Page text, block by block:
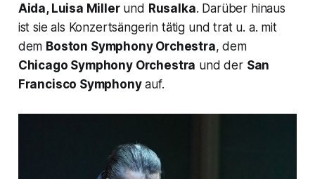
Aida, Luisa Millerund Rusalka. Darüber hinaus
ist sie als Konzertsängerin tätig und trat u. a. mit
dem Boston Symphony Orchestra, dem
Chicago Symphony Orchestra und der San
Francisco Symphonyauf.